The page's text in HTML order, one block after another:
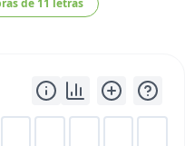
de 11 letras